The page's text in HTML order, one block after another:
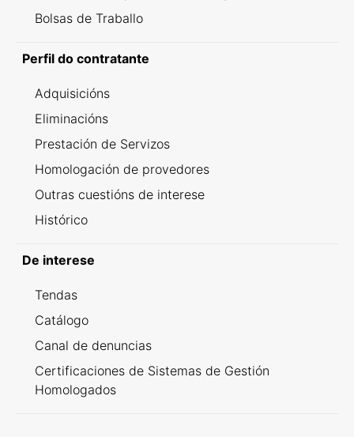
Bolsas de Traballo
Perfil do contratante
Adquisicións
Eliminacións
Prestación de Servizos
Homologación de provedores
Outras cuestións de interese
Histórico
De interese
Tendas
Catálogo
Canal de denuncias
Certificaciones de Sistemas de Gestión
Homologados